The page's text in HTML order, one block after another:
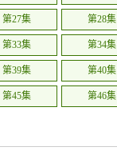
第27集 第28集
第33集 第34集
第39集 第40集
第45集 第46集
第57集 第58集